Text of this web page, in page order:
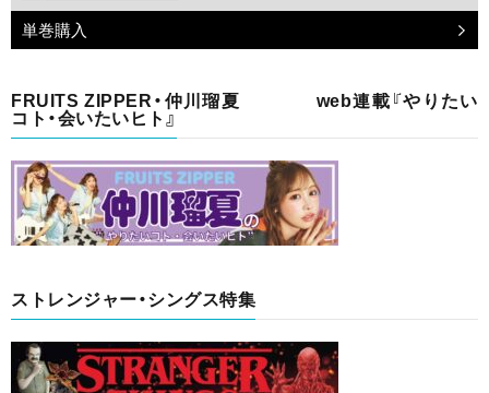
単巻購入
FRUITS ZIPPER・仲川瑠夏 web連載『やりたい
コト・会いたいヒト』
ストレンジャー・シングス特集